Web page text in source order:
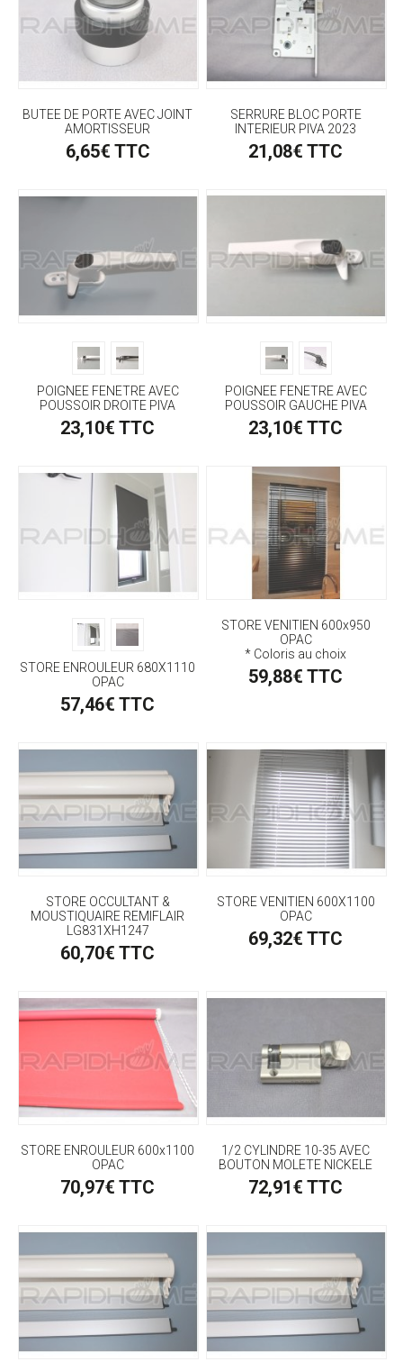
BUTEE DE PORTE AVEC JOINT
AMORTISSEUR
6,65€ TTC
SERRURE BLOC PORTE
INTERIEUR PIVA 2023
21,08€ TTC
POIGNEE FENETRE AVEC
POUSSOIR DROITE PIVA
23,10€ TTC
POIGNEE FENETRE AVEC
POUSSOIR GAUCHE PIVA
23,10€ TTC
STORE ENROULEUR 680X1110
OPAC
57,46€ TTC
STORE VENITIEN 600x950
OPAC
* Coloris au choix
59,88€ TTC
STORE OCCULTANT &
MOUSTIQUAIRE REMIFLAIR
LG831XH1247
60,70€ TTC
STORE VENITIEN 600X1100
OPAC
69,32€ TTC
STORE ENROULEUR 600x1100
OPAC
70,97€ TTC
1/2 CYLINDRE 10-35 AVEC
BOUTON MOLETE NICKELE
72,91€ TTC